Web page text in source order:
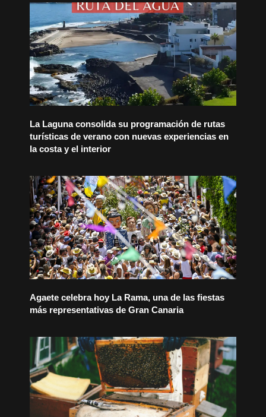
La Laguna consolida su programación de rutas
turísticas de verano con nuevas experiencias en
la costa y el interior
Agaete celebra hoy La Rama, una de las fiestas
más representativas de Gran Canaria